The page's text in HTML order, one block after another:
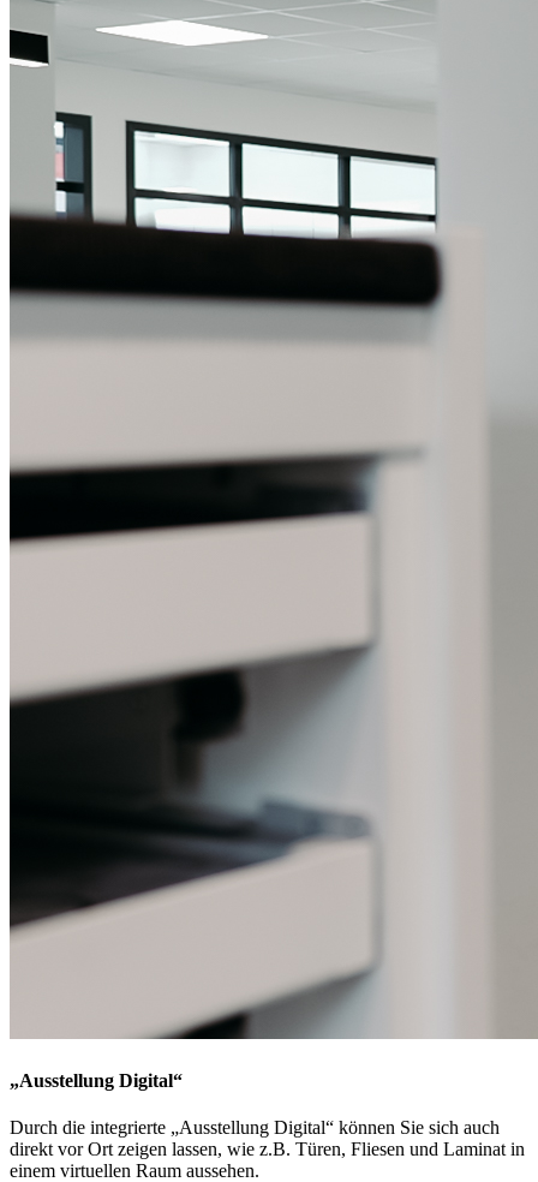
„Ausstellung Digital“
Durch die integrierte „Ausstellung Digital“ können Sie sich auch
direkt vor Ort zeigen lassen, wie z.B. Türen, Fliesen und Laminat in
einem virtuellen Raum aussehen.